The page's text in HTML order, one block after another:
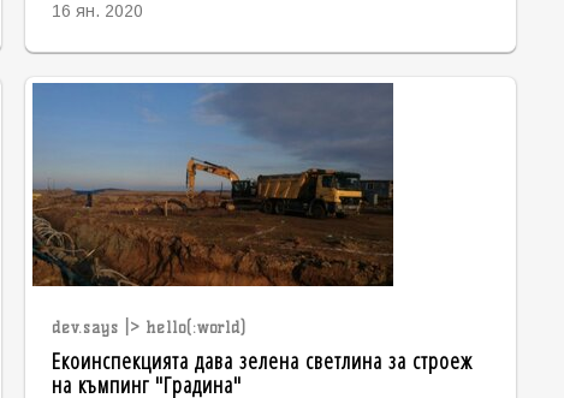
16 ян. 2020
dev.says |> hello(:world)
Екоинспекцията дава зелена светлина за строеж
на къмпинг "Градина"